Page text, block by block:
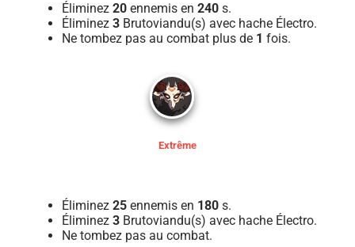
Éliminez 20 ennemis en 240 s.
Éliminez 3 Brutoviandu(s) avec hache Électro.
Ne tombez pas au combat plus de 1 fois.
Extrême
Éliminez 25 ennemis en 180 s.
Éliminez 3 Brutoviandu(s) avec hache Électro.
Ne tombez pas au combat.